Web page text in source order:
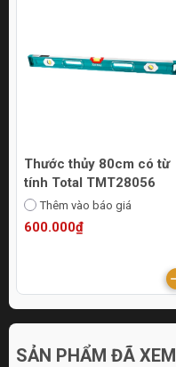
Thước thủy 80cm có từ
tính Total TMT28056
Thêm vào báo giá
600.000₫
SẢN PHẨM ĐÃ XEM